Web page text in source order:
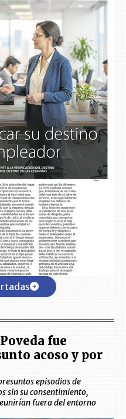
fue
acoso y por
episodios de
sin su consentimiento,
fuera del entorno